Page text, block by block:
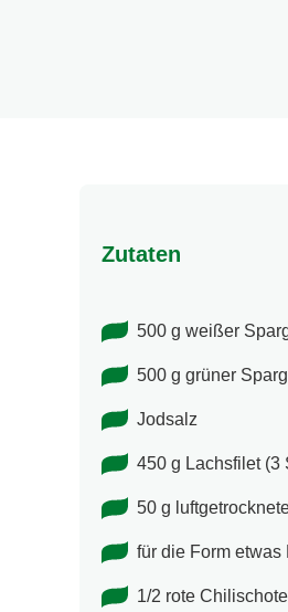
Zutaten
500 g weißer
500 g grüner
Jodsalz
450 g Lachsfilet (3
50 g
für die Form etwas
1/2 rote Chilischote